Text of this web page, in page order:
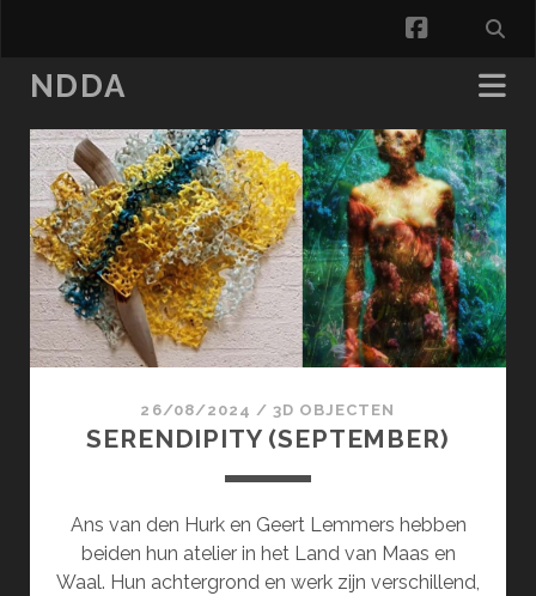
facebook
NDDA
NDDA
Posts
26/08/2024 /3D OBJECTEN
SERENDIPITY (SEPTEMBER)
Ans van den Hurk en Geert Lemmers hebben
beiden hun atelier in het Land van Maas en
Waal. Hun achtergrond en werk zijn verschillend,